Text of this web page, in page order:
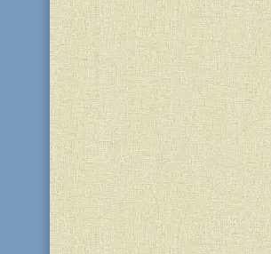
16 Тамуза 5786 (1 липня 2026) у